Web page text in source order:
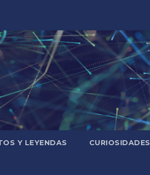
Y LEYENDAS CURIOSIDADES